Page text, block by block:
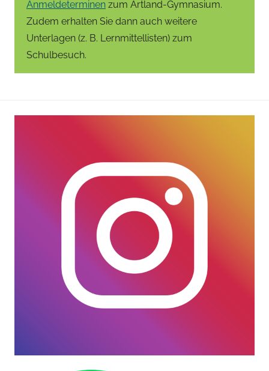
Anmeldeterminen zum Artland-Gymnasium.
Zudem erhalten Sie dann auch weitere
Unterlagen (z. B. Lernmittellisten) zum
Schulbesuch.